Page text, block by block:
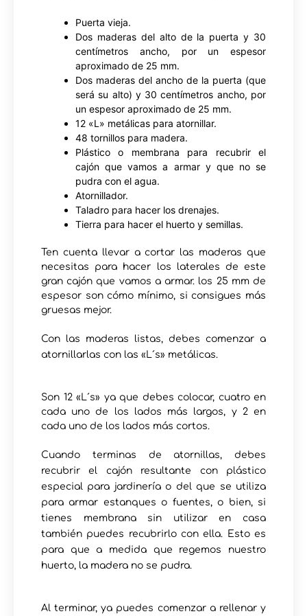
Puerta vieja.
Dos maderas del alto de la puerta y 30
centímetros ancho, por un espesor
aproximado de 25 mm.
Dos maderas del ancho de la puerta (que
será su alto) y 30 centímetros ancho, por
un espesor aproximado de 25 mm.
12 «L» metálicas para atornillar.
48 tornillos para madera.
Plástico o membrana para recubrir el
cajón que vamos a armar y que no se
pudra con el agua.
Atornillador.
Taladro para hacer los drenajes.
Tierra para hacer el huerto y semillas.
Ten cuenta llevar a cortar las maderas que
necesitas para hacer los laterales de este
gran cajón que vamos a armar. los 25 mm de
espesor son cómo mínimo, si consigues más
gruesas mejor.
Con las maderas listas, debes comenzar a
atornillarlas con las «L´s» metálicas.
Son 12 «L´s» ya que debes colocar, cuatro en
cada uno de los lados más largos, y 2 en
cada uno de los lados más cortos.
Cuando terminas de atornillas, debes
recubrir el cajón resultante con plástico
especial para jardinería o del que se utiliza
para armar estanques o fuentes, o bien, si
tienes membrana sin utilizar en casa
también puedes recubrirlo con ella. Esto es
para que a medida que regemos nuestro
huerto, la madera no se pudra.
Al terminar, ya puedes comenzar a rellenar y